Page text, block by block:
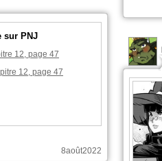
sur PNJ
12, page 47
12, page 47
8août2022